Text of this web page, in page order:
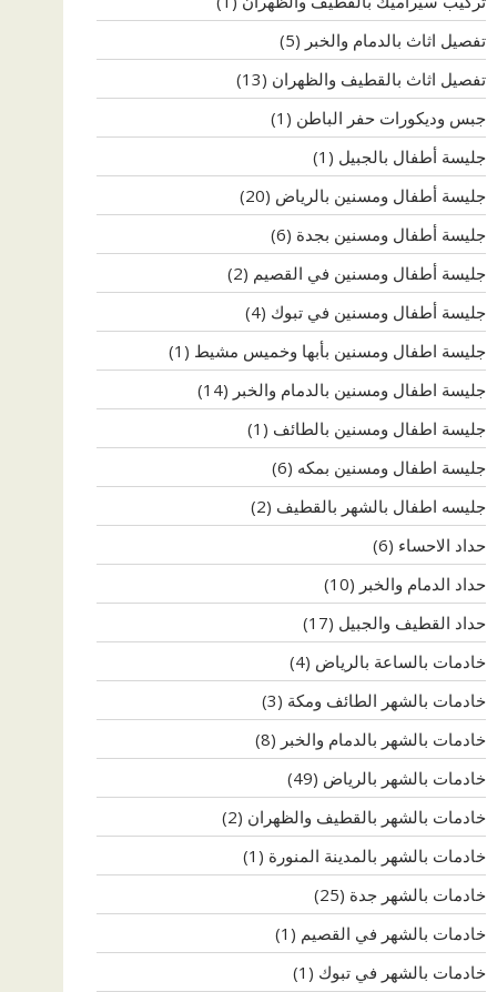
تفصيل اثاث بالدمام والخبر (5)
تفصيل اثاث بالقطيف والظهران (13)
جبس وديكورات حفر الباطن (1)
جليسة أطفال بالجبيل (1)
جليسة أطفال ومسنين بالرياض (20)
جليسة أطفال ومسنين بجدة (6)
جليسة أطفال ومسنين في القصيم (2)
جليسة أطفال ومسنين في تبوك (4)
جليسة اطفال ومسنين بأبها وخميس مشيط (1)
جليسة اطفال ومسنين بالدمام والخبر (14)
جليسة اطفال ومسنين بالطائف (1)
جليسة اطفال ومسنين بمكه (6)
جليسه اطفال بالشهر بالقطيف (2)
حداد الاحساء (6)
حداد الدمام والخبر (10)
حداد القطيف والجبيل (17)
خادمات بالساعة بالرياض (4)
خادمات بالشهر الطائف ومكة (3)
خادمات بالشهر بالدمام والخبر (8)
خادمات بالشهر بالرياض (49)
خادمات بالشهر بالقطيف والظهران (2)
خادمات بالشهر بالمدينة المنورة (1)
خادمات بالشهر جدة (25)
خادمات بالشهر في القصيم (1)
خادمات بالشهر في تبوك (1)